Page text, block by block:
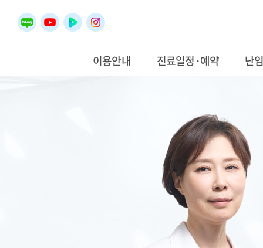
이용안내 진료일정·예약 난